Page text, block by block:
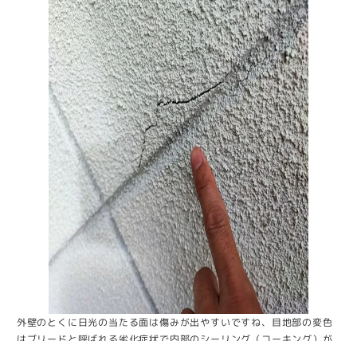
外壁のとくに日光の当たる面は傷みが出やすいですね、目地部の変色